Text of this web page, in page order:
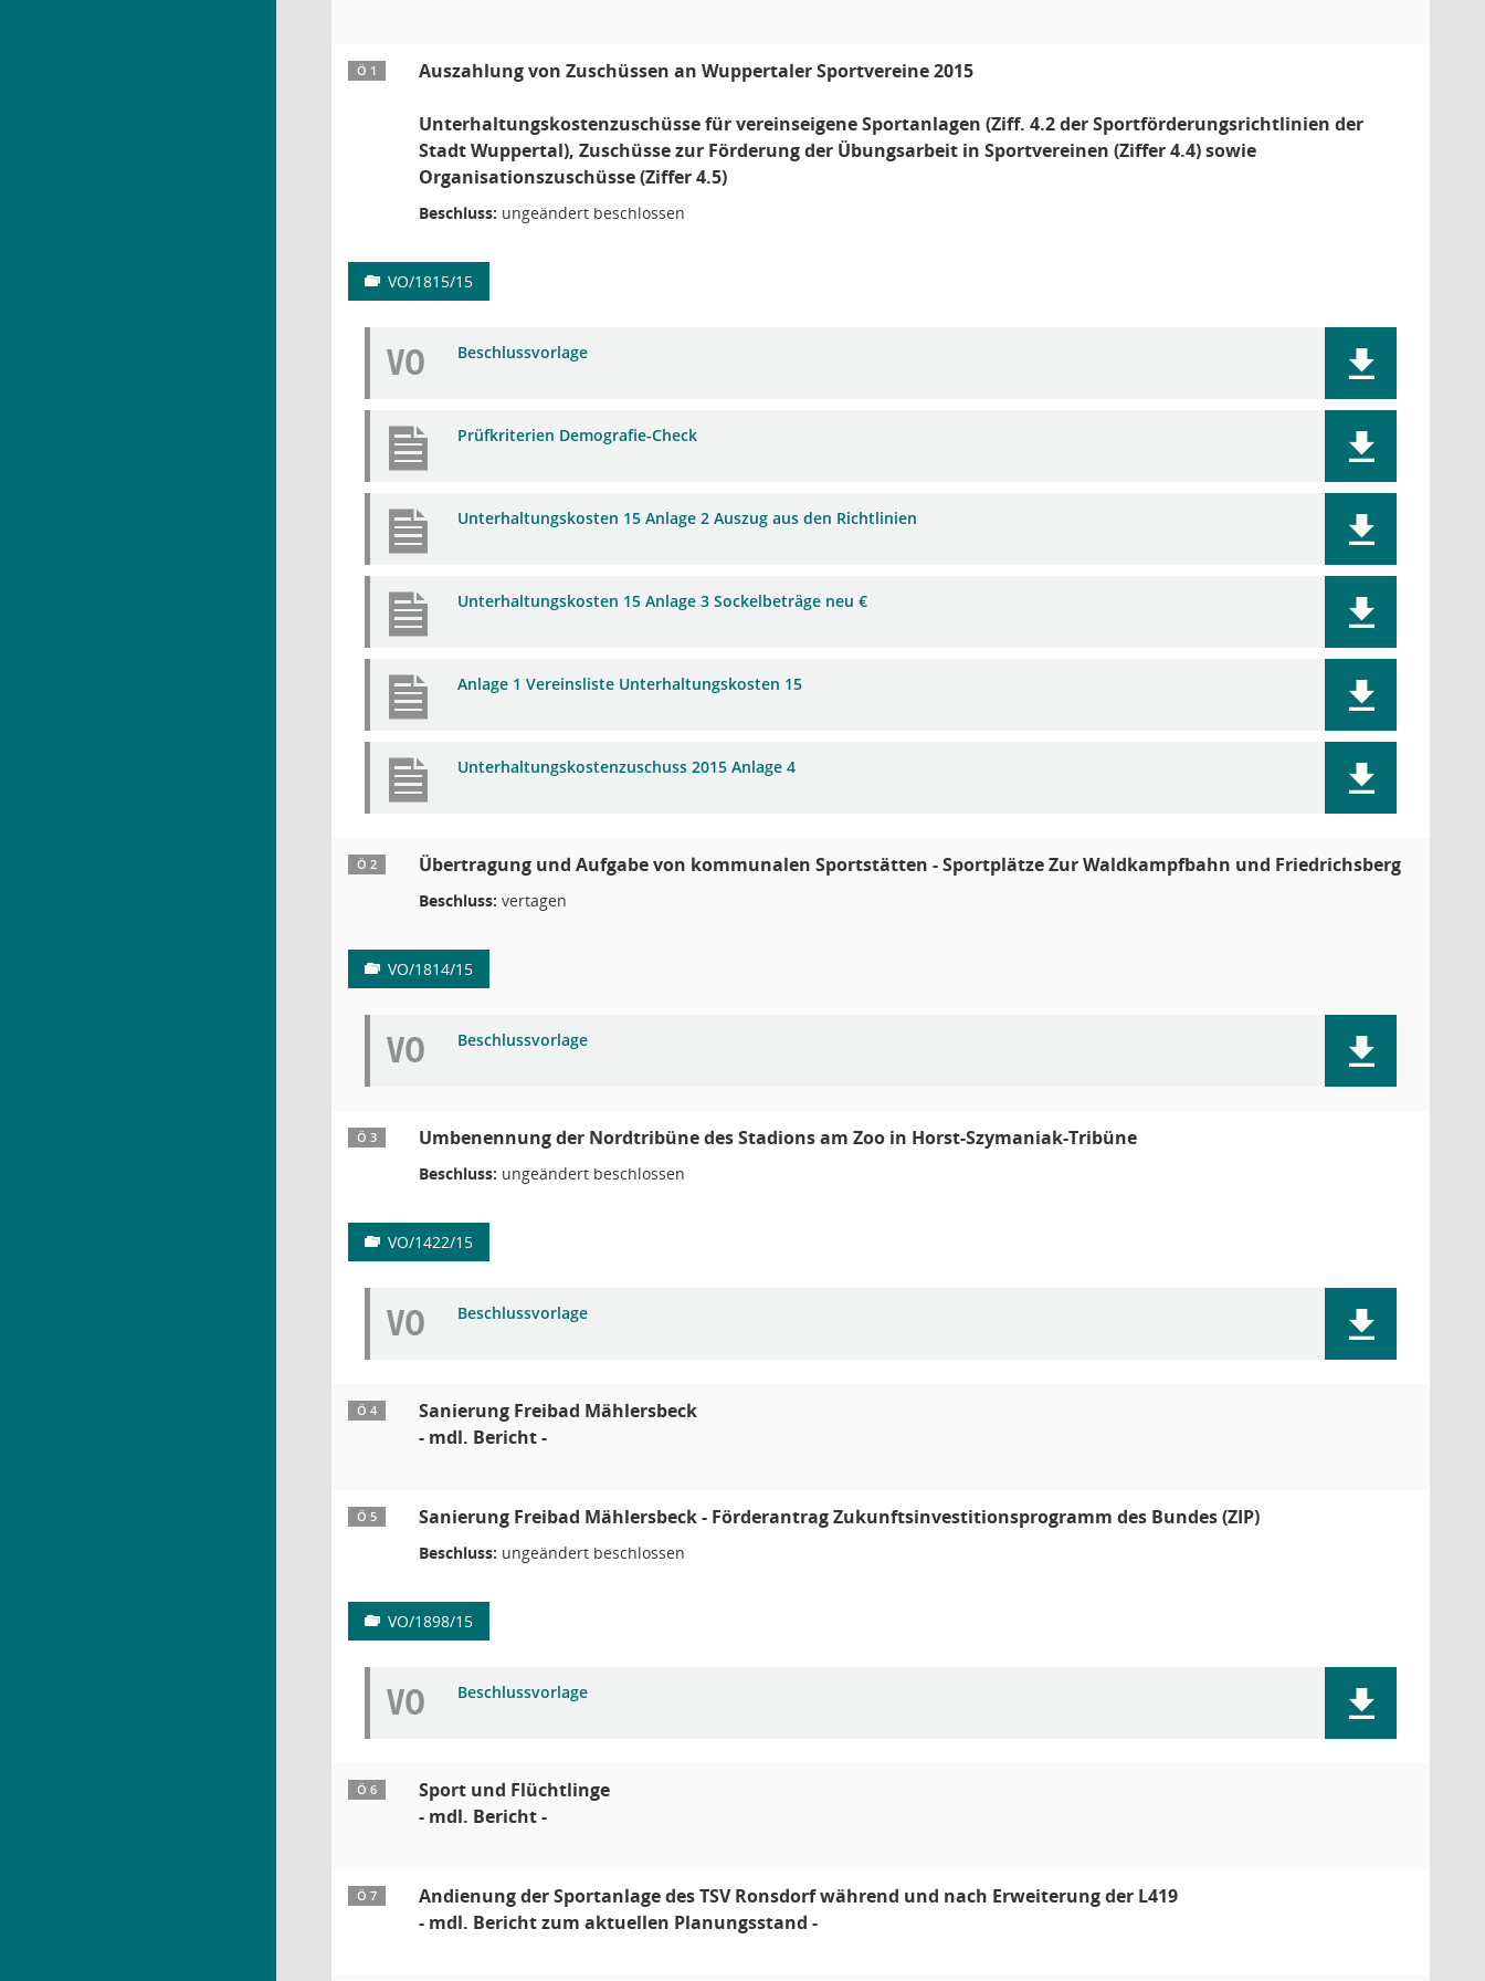
Ö 1 Auszahlung von Zuschüssen an Wuppertaler Sportvereine 2015
Unterhaltungskostenzuschüsse für vereinseigene Sportanlagen (Ziff. 4.2 der Sportförderungsrichtlinien der
Stadt Wuppertal), Zuschüsse zur Förderung der Übungsarbeit in Sportvereinen (Ziffer 4.4) sowie
Organisationszuschüsse (Ziffer 4.5)
Beschluss: ungeändert beschlossen
VO/1815/15
VO Beschlussvorlage
Prüfkriterien Demografie-Check
Unterhaltungskosten 15 Anlage 2 Auszug aus den Richtlinien
Unterhaltungskosten 15 Anlage 3 Sockelbeträge neu €
Anlage 1 Vereinsliste Unterhaltungskosten 15
Unterhaltungskostenzuschuss 2015 Anlage 4
Ö 2 Übertragung und Aufgabe von kommunalen Sportstätten - Sportplätze Zur Waldkampfbahn und Friedrichsberg
Beschluss: vertagen
VO/1814/15
VO Beschlussvorlage
Ö 3 Umbenennung der Nordtribüne des Stadions am Zoo in Horst-Szymaniak-Tribüne
Beschluss: ungeändert beschlossen
VO/1422/15
VO Beschlussvorlage
Ö 4
Sanierung Freibad Mählersbeck
- mdl. Bericht -
Ö 5 Sanierung Freibad Mählersbeck - Förderantrag Zukunftsinvestitionsprogramm des Bundes (ZIP)
Beschluss: ungeändert beschlossen
VO/1898/15
VO Beschlussvorlage
Ö 6
Sport und Flüchtlinge
- mdl. Bericht -
Ö 7
Andienung der Sportanlage des TSV Ronsdorf während und nach Erweiterung der L419
- mdl. Bericht zum aktuellen Planungsstand -